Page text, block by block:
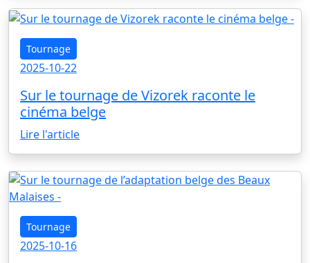
Tournage
2025-10-22
Sur le tournage de Vizorek raconte le
cinéma belge
Lire l'article
Tournage
2025-10-16